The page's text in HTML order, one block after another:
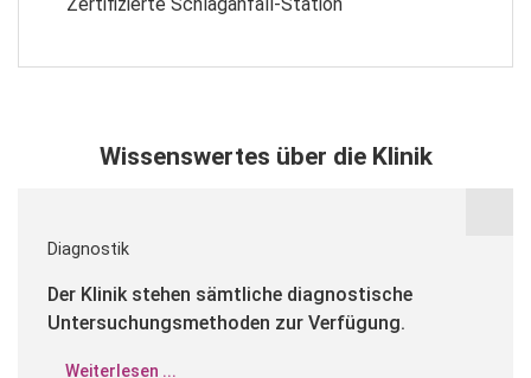
Wissenswertes über die Klinik
Diagnostik
Der Klinik stehen sämtliche diagnostische
Untersuchungsmethoden zur Verfügung.
Weiterlesen ...